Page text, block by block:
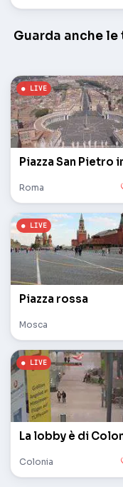
Guarda anche
Roma
Piazza rossa
Mosca
Colonia